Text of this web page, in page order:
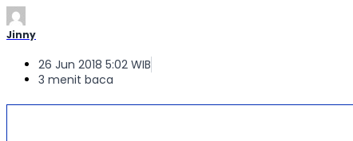
Jinny
26 Jun 2018 5:02 WIB
3 menit baca